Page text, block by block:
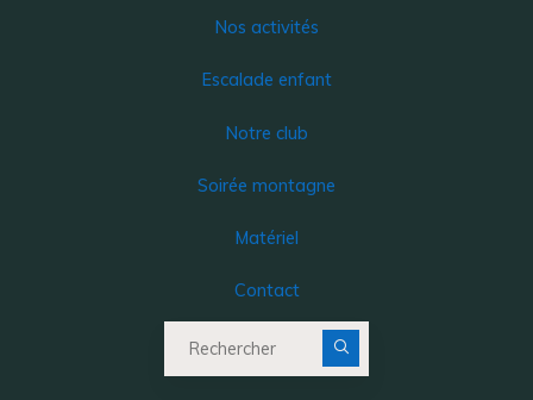
Nos activités
Escalade enfant
Notre club
Soirée montagne
Matériel
Contact